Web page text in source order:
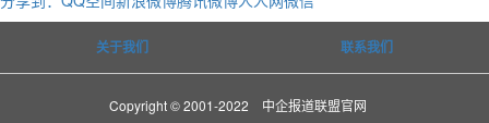
关于我们 联系我们
Copyright © 2001-2022 中企报道联盟官网